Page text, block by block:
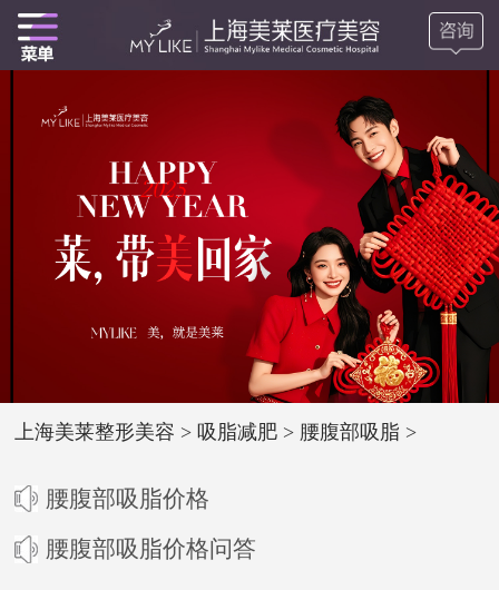
上海美莱整形美容 >吸脂减肥 > 腰腹部吸脂 >
腰腹部吸脂价格
腰腹部吸脂价格问答